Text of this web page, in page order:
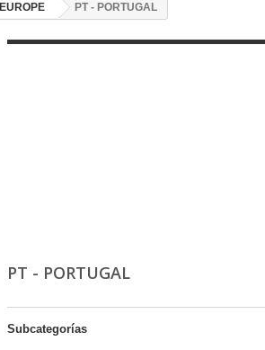
EUROPE PT - PORTUGAL
PT - PORTUGAL
Subcategorías